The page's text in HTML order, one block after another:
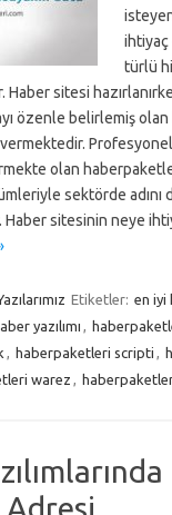
türlü
sitesi
özenle belirlemiş olan
Profesyonel
olan
sektörde adını
Haber sitesinin neye
Etiketler: en iyi
yazılımı ,
, haberpaketleri scripti ,
warez , haberpaketleri